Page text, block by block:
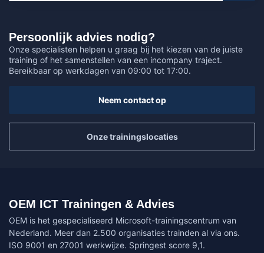
Persoonlijk advies nodig?
Onze specialisten helpen u graag bij het kiezen van de juiste
training of het samenstellen van een incompany traject.
Bereikbaar op werkdagen van 09:00 tot 17:00.
Neem contact op
Onze trainingslocaties
OEM ICT Trainingen & Advies
OEM is het gespecialiseerd Microsoft-trainingscentrum van
Nederland. Meer dan 2.500 organisaties trainden al via ons.
ISO 9001 en 27001 werkwijze. Springest score 9,1.